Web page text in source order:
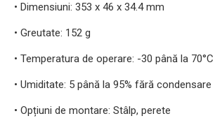
• Dimensiuni: 353 x 46 x 34.4 mm
• Greutate: 152 g
• Temperatura de operare: -30 până la 70°C
• Umiditate: 5 până la 95% fără condensare
• Opțiuni de montare: Stâlp, perete